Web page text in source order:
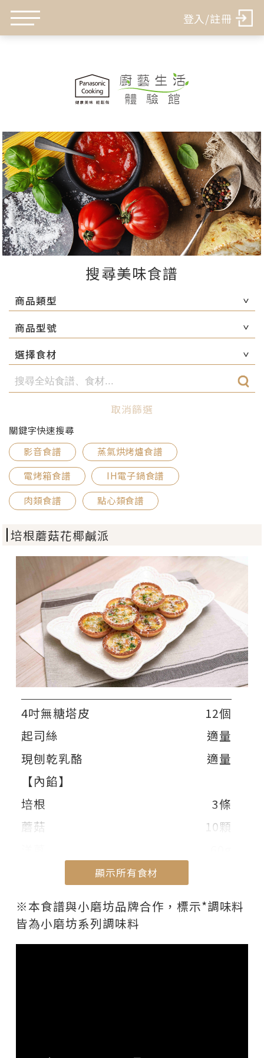
登入/註冊
搜尋美味食譜
商品類型
商品型號
選擇食材
取消篩選
關鍵字快速搜尋
影音食譜
蒸氣烘烤爐食譜
電烤箱食譜
IH電子鍋食譜
肉類食譜
點心類食譜
培根蘑菇花椰鹹派
4吋無糖塔皮
12個
起司絲
適量
現刨乾乳酪
適量
【內餡】
培根
3條
蘑菇
10顆
雞蛋
2顆
鮮奶
80ml
*黑胡椒粉
顯示所有食材
顯示部份食材
※本食譜與小磨坊品牌合作，標示*調味料
皆為小磨坊系列調味料